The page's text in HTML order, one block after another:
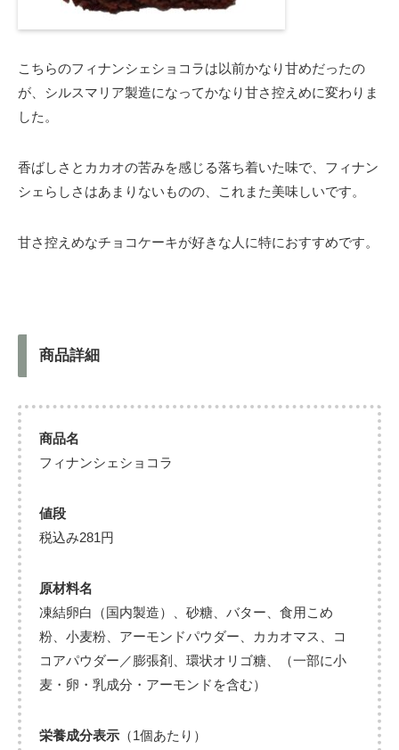
こちらのフィナンシェショコラは以前かなり甘めだったの
が、シルスマリア製造になってかなり甘さ控えめに変わりま
した。
香ばしさとカカオの苦みを感じる落ち着いた味で、フィナン
シェらしさはあまりないものの、これまた美味しいです。
甘さ控えめなチョコケーキが好きな人に特におすすめです。
商品詳細
商品名
フィナンシェショコラ
値段
税込み281円
原材料名
凍結卵白（国内製造）、砂糖、バター、食用こめ
粉、小麦粉、アーモンドパウダー、カカオマス、コ
コアパウダー／膨張剤、環状オリゴ糖、（一部に小
麦・卵・乳成分・アーモンドを含む）
栄養成分表示 （1個あたり）